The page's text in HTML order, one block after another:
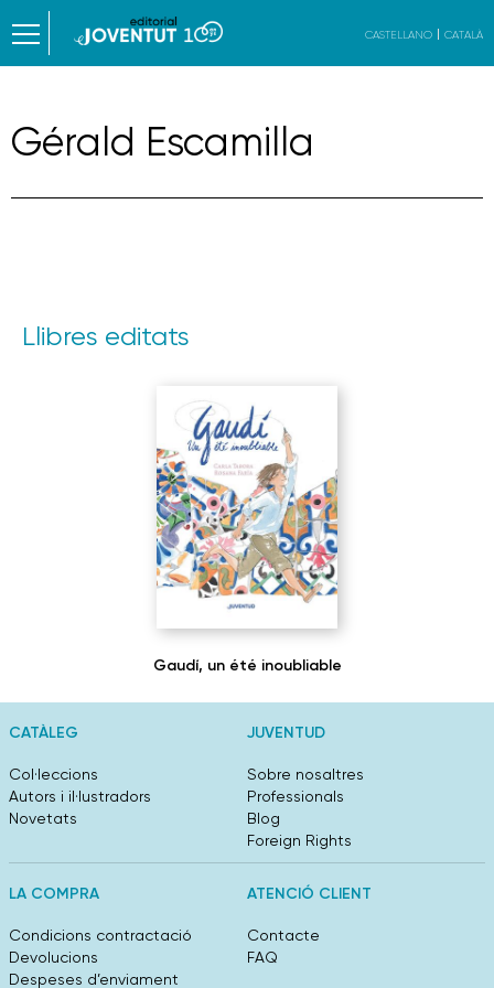
CASTELLANO CATALÀ
Gérald Escamilla
Llibres editats
Gaudí, un été inoubliable
CATÀLEG
Col·leccions
Autors i il·lustradors
Novetats
JUVENTUD
Sobre nosaltres
Professionals
Blog
Foreign Rights
LA COMPRA
Condicions contractació
Devolucions
Despeses d’enviament
ATENCIÓ CLIENT
Contacte
FAQ